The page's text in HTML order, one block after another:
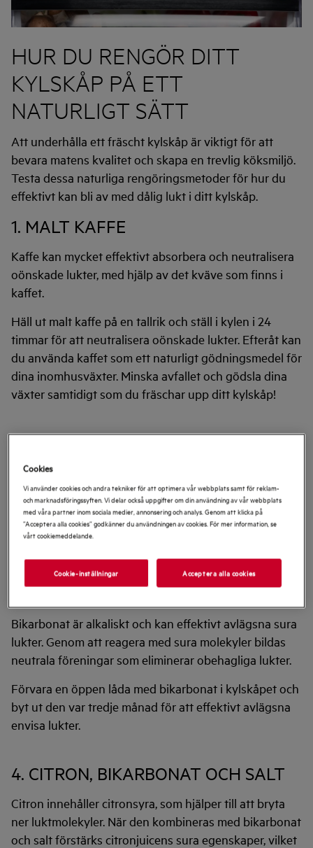
HUR DU RENGÖR DITT
KYLSKÅP PÅ ETT
NATURLIGT SÄTT
Att underhålla ett fräscht kylskåp är viktigt för att
bevara matens kvalitet och skapa en trevlig köksmiljö.
Testa dessa naturliga rengöringsmetoder för hur du
effektivt kan bli av med dålig lukt i ditt kylskåp.
1. MALT KAFFE
Kaffe kan mycket effektivt absorbera och neutralisera
oönskade lukter, med hjälp av det kväve som finns i
kaffet.
Häll ut malt kaffe på en tallrik och ställ i kylen i 24
timmar för att neutralisera oönskade lukter. Efteråt kan
du använda kaffet som ett naturligt gödningsmedel för
dina inomhusväxter. Minska avfallet och gödsla dina
växter samtidigt som du fräschar upp ditt kylskåp!
2. ANVÄNDA TEPÅSAR
Te innehåller tanniner som med dess naturliga
antibakteriella egenskaper kan bekämpa bakterier i
kylen. Tebladens porösa struktur hjälper också till att
absorbera och neutralisera lukter. Placera dina
3. BIKARBONAT
Bikarbonat är alkaliskt och kan effektivt avlägsna sura
lukter. Genom att reagera med sura molekyler bildas
neutrala föreningar som eliminerar obehagliga lukter.
Förvara en öppen låda med bikarbonat i kylskåpet och
byt ut den var tredje månad för att effektivt avlägsna
envisa lukter.
4. CITRON, BIKARBONAT OCH SALT
Citron innehåller citronsyra, som hjälper till att bryta
ner luktmolekyler. När den kombineras med bikarbonat
och salt förstärks citronjuicens sura egenskaper, vilket
Cookies
Vi använder cookies och andra tekniker för att optimera vår webbplats samt för reklam-
och marknadsföringssyften. Vi delar också uppgifter om din användning av vår webbplats
med våra partner inom sociala medier, annonsering och analys. Genom att klicka på
”Acceptera alla cookies” godkänner du användningen av cookies. För mer information, se
vårt cookiemeddelande.
Cookie-inställningar Acceptera alla cookies